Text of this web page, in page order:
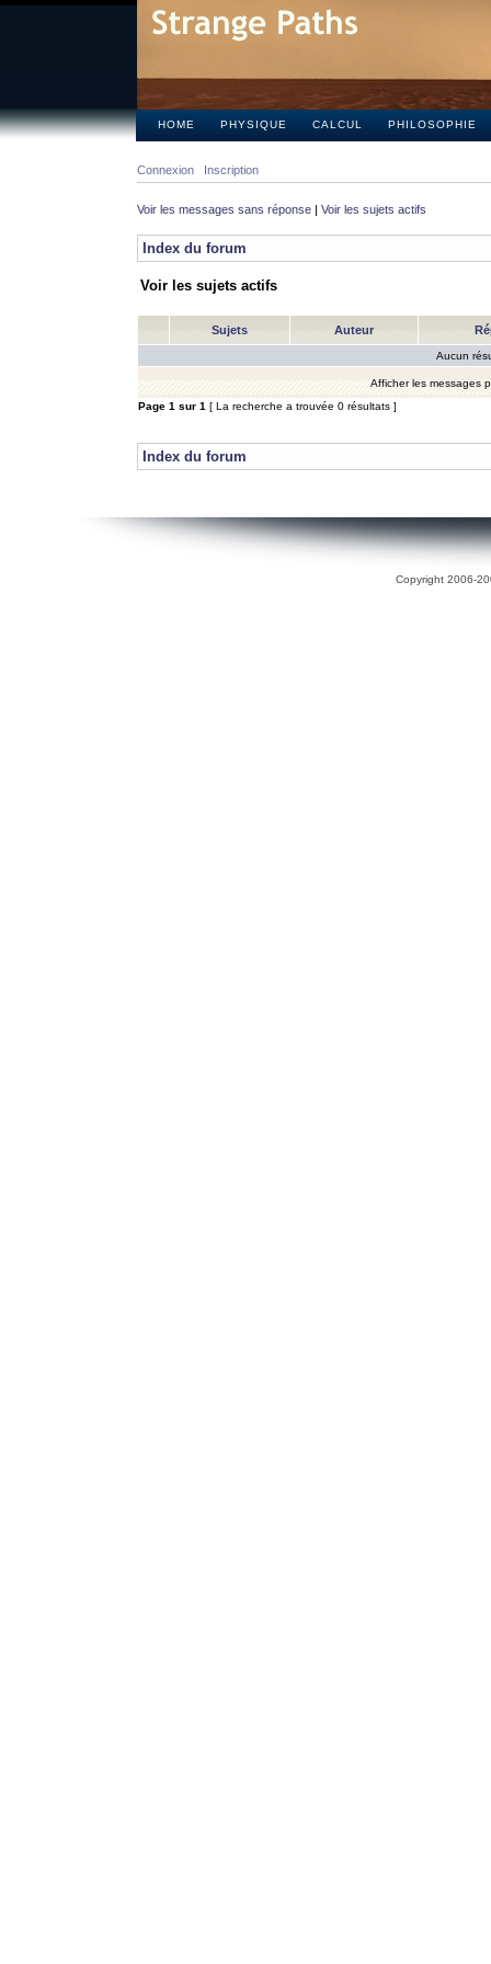
HOME PHYSIQUE CALCUL PHILOSOPHIE
Connexion Inscription
Voir les messages sans réponse | Voir les sujets actifs
Index du forum
Voir les sujets actifs
Sujets Auteur
Aucun
Afficher les messages
Page 1 sur 1 [ La recherche a trouvée 0 résultats ]
Index du forum
Copyright 2006-